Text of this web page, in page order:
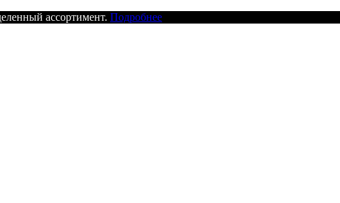
ассортимент. Подробнее